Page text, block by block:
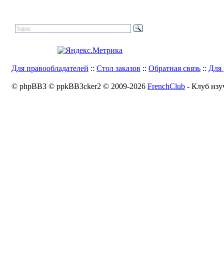
Для правообладателей :: Стол заказов :: Обратная связь :: Для
© phpBB3 © ppkBB3cker2 © 2009-2026 FrenchClub - Клуб